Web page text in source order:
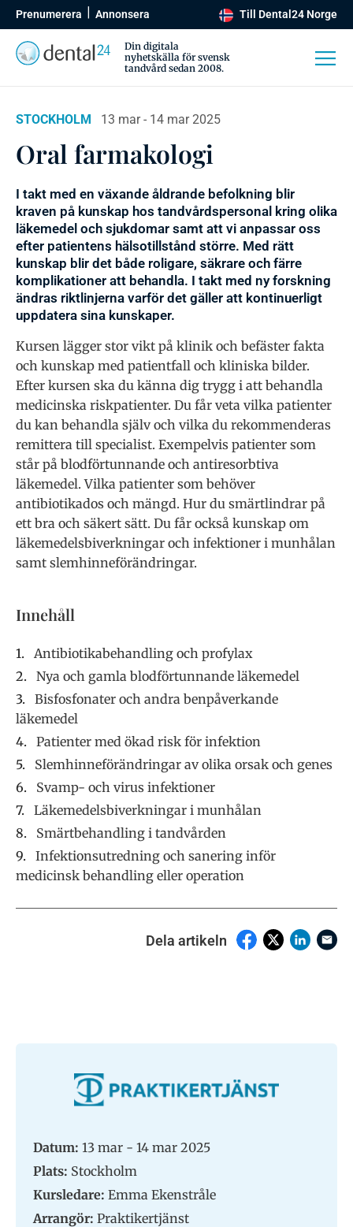
Prenumerera Annonsera Till Dental24 Norge
Din digitala
nyhetskälla för svensk
tandvård sedan 2008.
STOCKHOLM 13 mar - 14 mar 2025
Oral farmakologi
I takt med en växande åldrande befolkning blir
kraven på kunskap hos tandvårdspersonal kring olika
läkemedel och sjukdomar samt att vi anpassar oss
efter patientens hälsotillstånd större. Med rätt
kunskap blir det både roligare, säkrare och färre
komplikationer att behandla. I takt med ny forskning
ändras riktlinjerna varför det gäller att kontinuerligt
uppdatera sina kunskaper.
Kursen lägger stor vikt på klinik och befäster fakta
och kunskap med patientfall och kliniska bilder.
Efter kursen ska du känna dig trygg i att behandla
medicinska riskpatienter. Du får veta vilka patienter
du kan behandla själv och vilka du rekommenderas
remittera till specialist. Exempelvis patienter som
står på blodförtunnande och antiresorbtiva
läkemedel. Vilka patienter som behöver
antibiotikados och mängd. Hur du smärtlindrar på
ett bra och säkert sätt. Du får också kunskap om
läkemedelsbiverkningar och infektioner i munhålan
samt slemhinneförändringar.
Innehåll
Antibiotikabehandling och profylax
Nya och gamla blodförtunnande läkemedel
Bisfosfonater och andra benpåverkande
läkemedel
Patienter med ökad risk för infektion
Slemhinneförändringar av olika orsak och genes
Svamp- och virus infektioner
Läkemedelsbiverkningar i munhålan
Smärtbehandling i tandvården
Infektionsutredning och sanering inför
medicinsk behandling eller operation
Dela artikeln
Datum: 13 mar - 14 mar 2025
Plats: Stockholm
Kursledare: Emma Ekenstråle
Arrangör: Praktikertjänst